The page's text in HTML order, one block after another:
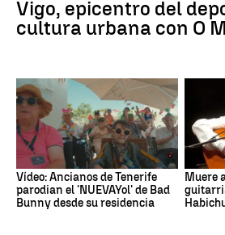
Vigo, epicentro del
cultura urbana con O
Vídeo: Ancianos de Tenerife
parodian el 'NUEVAYol' de Bad
Bunny desde su residencia
Muere